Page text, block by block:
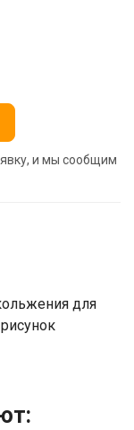
и мы сообщим
для